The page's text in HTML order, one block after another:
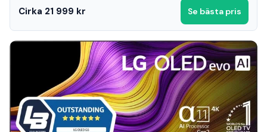
Cirka 21 999 kr Se bästa pris